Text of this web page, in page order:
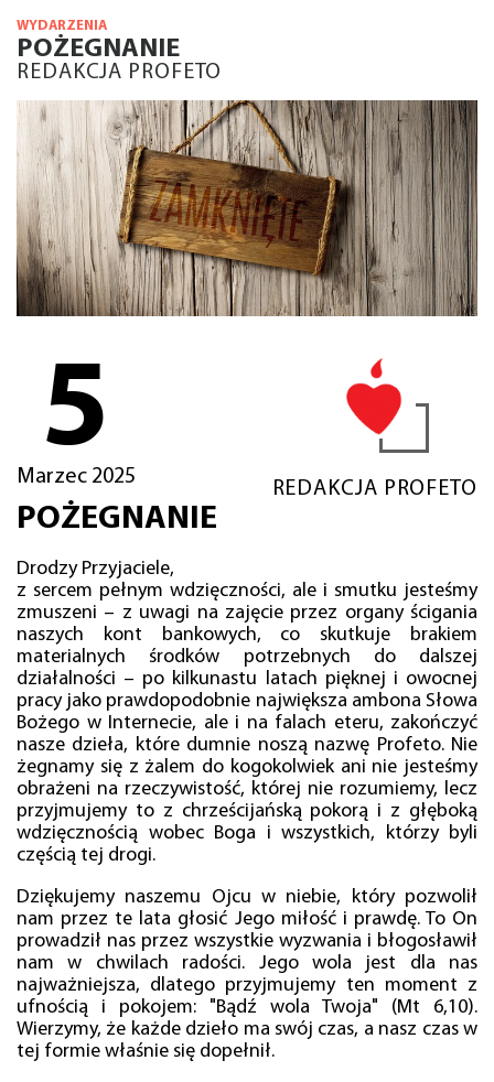
WYDARZENIA
POŻEGNANIE
REDAKCJA PROFETO
5
Marzec 2025
REDAKCJA PROFETO
POŻEGNANIE
Drodzy Przyjaciele,
z sercem pełnym wdzięczności, ale i smutku jesteśmy
zmuszeni – z uwagi na zajęcie przez organy ścigania
naszych kont bankowych, co skutkuje brakiem
materialnych środków potrzebnych do dalszej
działalności – po kilkunastu latach pięknej i owocnej
pracy jako prawdopodobnie największa ambona Słowa
Bożego w Internecie, ale i na falach eteru, zakończyć
nasze dzieła, które dumnie noszą nazwę Profeto. Nie
żegnamy się z żalem do kogokolwiek ani nie jesteśmy
obrażeni na rzeczywistość, której nie rozumiemy, lecz
przyjmujemy to z chrześcijańską pokorą i z głęboką
wdzięcznością wobec Boga i wszystkich, którzy byli
częścią tej drogi.
Dziękujemy naszemu Ojcu w niebie, który pozwolił
nam przez te lata głosić Jego miłość i prawdę. To On
prowadził nas przez wszystkie wyzwania i błogosławił
nam w chwilach radości. Jego wola jest dla nas
najważniejsza, dlatego przyjmujemy ten moment z
ufnością i pokojem: "Bądź wola Twoja" (Mt 6,10).
Wierzymy, że każde dzieło ma swój czas, a nasz czas w
tej formie właśnie się dopełnił.